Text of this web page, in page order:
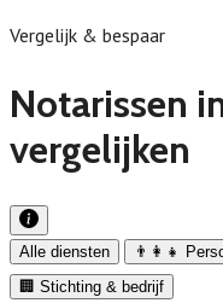
Vergelijk & bespaar
Notarissen
vergelijken
Alle diensten 👨‍👩‍👧
🏢 Stichting & bedrijf